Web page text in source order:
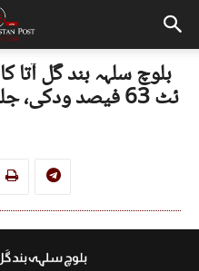
بلوچ سلہہ بند گل
ئٹ 63 فیصد ودکی، جلہو تیٹ شابیتی – رپورٹ